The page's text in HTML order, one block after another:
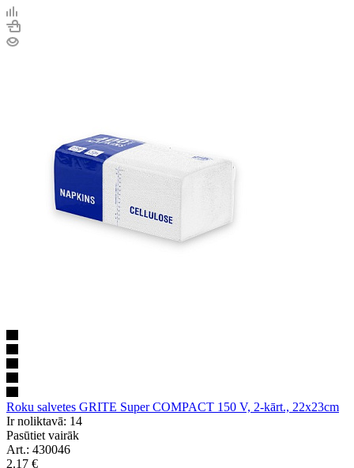
Roku salvetes GRITE Super COMPACT 150 V, 2-kārt., 22x23cm
Ir noliktavā: 14
Pasūtiet vairāk
Art.: 430046
2.17 €